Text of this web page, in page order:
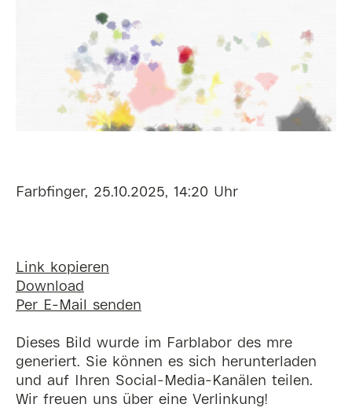
Farbfinger, 25.10.2025, 14:20 Uhr
Link kopieren
Download
Per E-Mail senden
Dieses Bild wurde im Farblabor des mre
generiert. Sie können es sich herunterladen
und auf Ihren Social-Media-Kanälen teilen.
Wir freuen uns über eine Verlinkung!